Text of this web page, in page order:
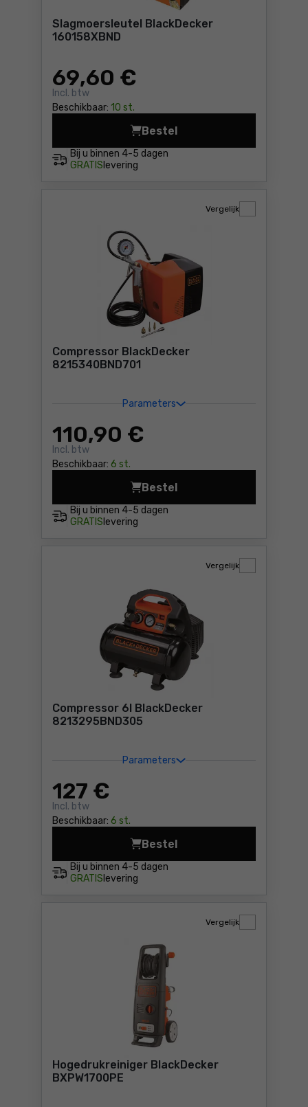
Slagmoersleutel BlackDecker
160158XBND
69,60 €
Incl. btw
Beschikbaar: 10 st.
Bij u binnen 4-5 dagen
GRATIS levering
Bestel
Slagmoersleutel
Compressor BlackDecker
8215340BND701
Parameters
110,90 €
Incl. btw
Beschikbaar: 6 st.
Vergelijk
Bij u binnen 4-5 dagen
GRATIS levering
Bestel
Compressor BlackDecker
Compressor 6l BlackDecker
8213295BND305
Parameters
127 €
Incl. btw
Beschikbaar: 6 st.
Vergelijk
Bij u binnen 4-5 dagen
GRATIS levering
Bestel
Compressor 6l
Hogedrukreiniger BlackDecker
BXPW1700PE
Vergelijk